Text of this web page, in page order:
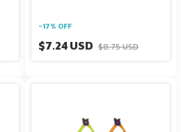
-17% OFF
$7.24 USD $8.75 USD